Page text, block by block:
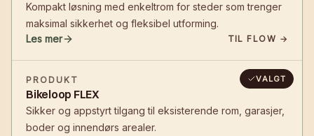
Kompakt løsning med enkeltrom for steder som trenger
maksimal sikkerhet og fleksibel utforming.
Les mer
TIL FLOW →
VALGT
PRODUKT
Bikeloop FLEX
Sikker og appstyrt tilgang til eksisterende rom, garasjer,
boder og innendørs arealer.